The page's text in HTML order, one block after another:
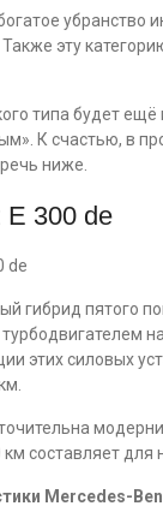
убранство
Также эту
типа будет
К счастью, в
ниже.
E 300 de
гибрид пятого
этих силовых
составляет
Mercedes-